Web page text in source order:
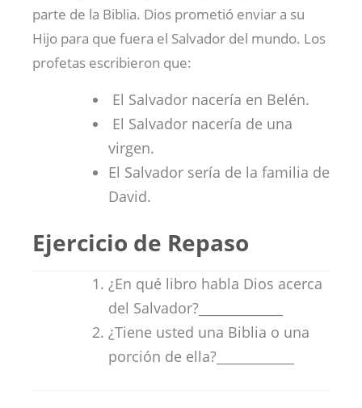
parte de la Biblia. Dios prometió enviar a su
Hijo para que fuera el Salvador del mundo. Los
profetas escribieron que:
El Salvador nacería en Belén.
El Salvador nacería de una
virgen.
El Salvador sería de la familia de
David.
Ejercicio de Repaso
¿En qué libro habla Dios acerca
del Salvador?_____________
¿Tiene usted una Biblia o una
porción de ella?____________